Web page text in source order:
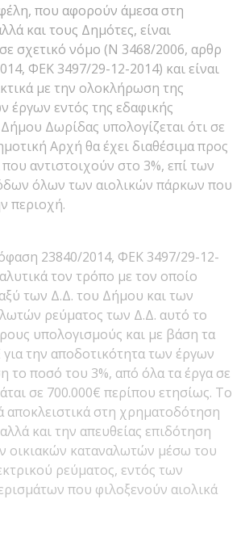
που αφορούν άμεσα στη
και τους Δημότες, είναι
σχετικό νόμο (Ν 3468/2006, αρθρ
ΦΕΚ 3497/29-12-2014) και είναι
με την ολοκλήρωση της
έργων εντός της εδαφικής
Δωρίδας υπολογίζεται ότι σε
Αρχή θα έχει διαθέσιμα προς
αντιστοιχούν στο 3%, επί των
όλων των αιολικών πάρκων που
περιοχή.
23840/2014, ΦΕΚ 3497/29-12-
τον τρόπο με τον οποίο
των Δ.Δ. του Δήμου και των
ρεύματος των Δ.Δ. αυτό το
υπολογισμούς και με βάση τα
για την αποδοτικότητα των έργων
το ποσό του 3%, από όλα τα έργα σε
σε 700.000€ περίπου ετησίως. Το
στη χρηματοδότηση
και την απευθείας επιδότηση
οικιακών καταναλωτών μέσω του
ρεύματος, εντός των
που φιλοξενούν αιολικά